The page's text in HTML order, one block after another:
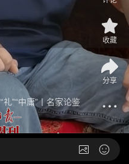
”“中庸”丨名家论鉴
收藏
分享